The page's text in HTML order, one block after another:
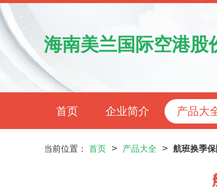
海南美兰国际空港股
首页 企业简介 产品大
当前位置： 首页 > 产品大全 > 航班换季